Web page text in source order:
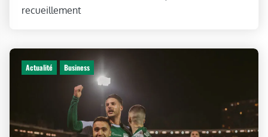
recueillement
Actualité Business